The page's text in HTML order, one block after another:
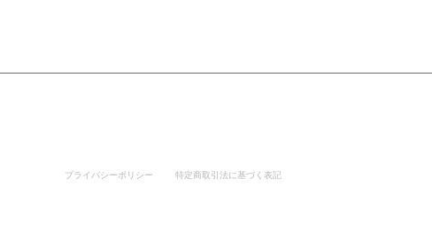
プライバシーポリシー 特定商取引法に基づく表記